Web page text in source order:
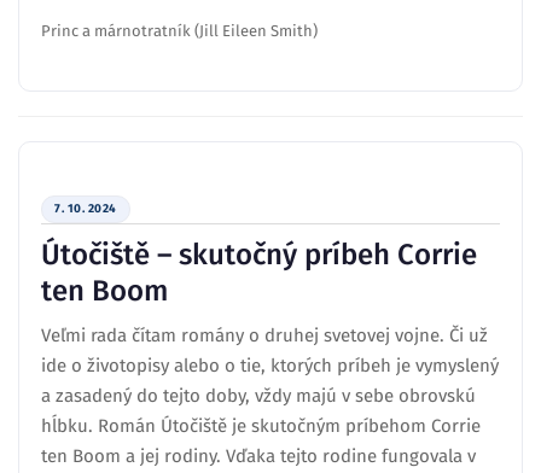
Princ a márnotratník (Jill Eileen Smith)
7. 10. 2024
Útočiště – skutočný príbeh Corrie
ten Boom
Veľmi rada čítam romány o druhej svetovej vojne. Či už
ide o životopisy alebo o tie, ktorých príbeh je vymyslený
a zasadený do tejto doby, vždy majú v sebe obrovskú
hĺbku. Román Útočiště je skutočným príbehom Corrie
ten Boom a jej rodiny. Vďaka tejto rodine fungovala v